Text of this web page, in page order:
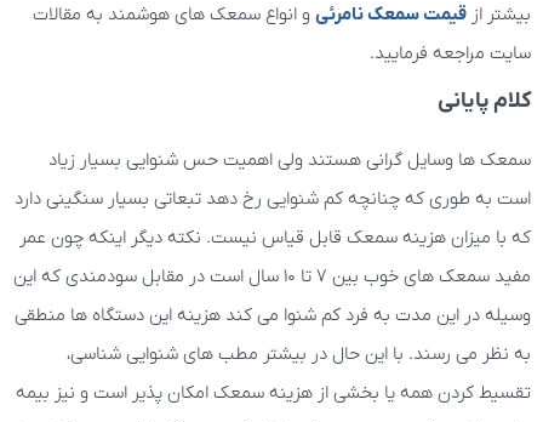
بیشتر از قیمت سمعک نامرئی و انواع سمعک های هوشمند به مقالات
سایت مراجعه فرمایید.
کلام پایانی
سمعک ها وسایل گرانی هستند ولی اهمیت حس شنوایی بسیار زیاد
است به طوری که چنانچه کم شنوایی رخ دهد تبعاتی بسیار سنگینی دارد
که با میزان هزینه سمعک قابل قیاس نیست. نکته دیگر اینکه چون عمر
مفید سمعک های خوب بین 7 تا 10 سال است در مقابل سودمندی که این
وسیله در این مدت به فرد کم شنوا می کند هزینه این دستگاه ها منطقی
به نظر می رسند. با این حال در بیشتر مطب های شنوایی شناسی،
تقسیط کردن همه یا بخشی از هزینه سمعک امکان پذیر است و نیز بیمه